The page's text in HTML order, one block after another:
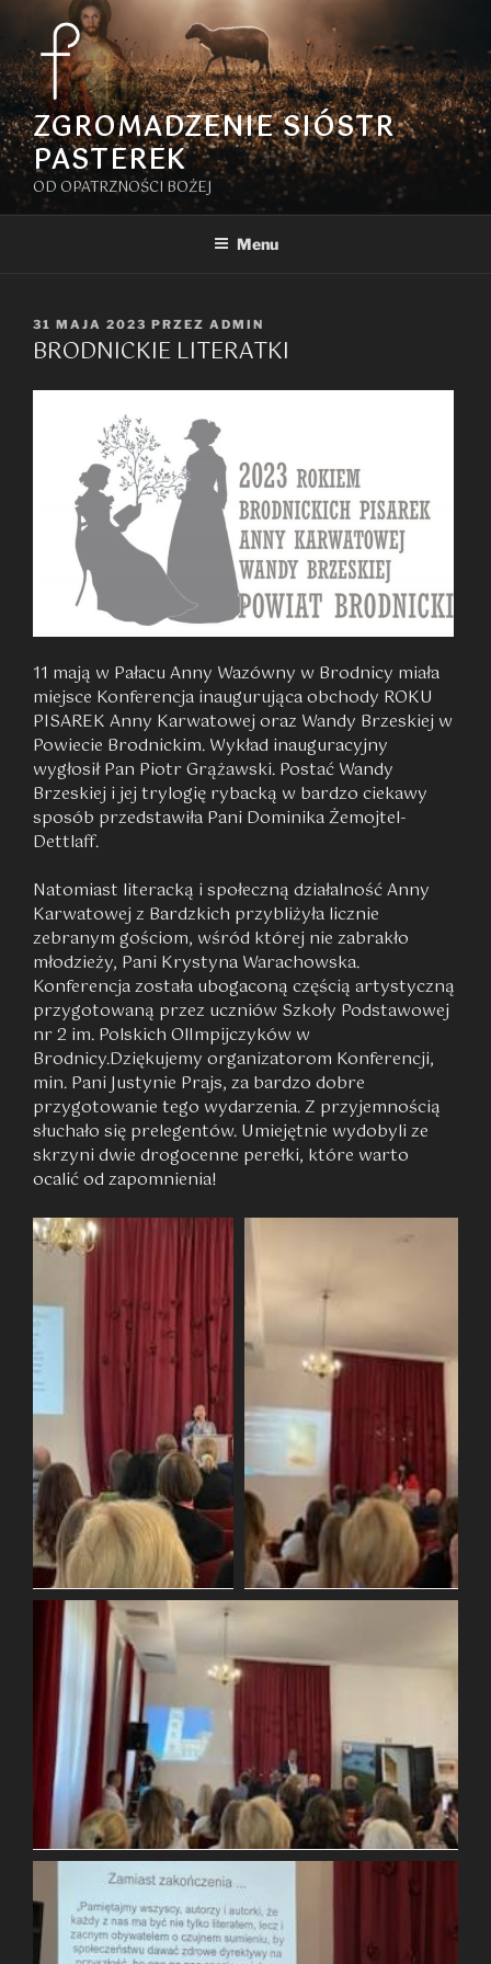
Przejdź
treści
ZGROMADZENIE SIÓSTR
PASTEREK
OD OPATRZNOŚCI BOŻEJ
Menu
OPUBLIKOWANE
W
31 MAJA 2023 PRZEZ ADMIN
BRODNICKIE LITERATKI
11 mają w Pałacu Anny Wazówny w Brodnicy miała
miejsce Konferencja inaugurująca obchody ROKU
PISAREK Anny Karwatowej oraz Wandy Brzeskiej w
Powiecie Brodnickim. Wykład inauguracyjny
wygłosił Pan Piotr Grążawski. Postać Wandy
Brzeskiej i jej trylogię rybacką w bardzo ciekawy
sposób przedstawiła Pani Dominika Żemojtel-
Dettlaff.
Natomiast literacką i społeczną działalność Anny
Karwatowej z Bardzkich przybliżyła licznie
zebranym gościom, wśród której nie zabrakło
młodzieży, Pani Krystyna Warachowska.
Konferencja została ubogaconą częścią artystyczną
przygotowaną przez uczniów Szkoły Podstawowej
nr 2 im. Polskich OlImpijczyków w
Brodnicy.Dziękujemy organizatorom Konferencji,
min. Pani Justynie Prajs, za bardzo dobre
przygotowanie tego wydarzenia. Z przyjemnością
słuchało się prelegentów. Umiejętnie wydobyli ze
skrzyni dwie drogocenne perełki, które warto
ocalić od zapomnienia!